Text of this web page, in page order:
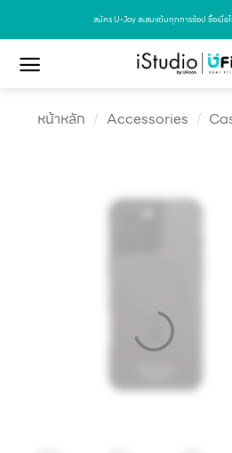
สมัคร U•Joy สะสมแต้มทุกการช้อป ซื้อเมื่อ
หน้าหลัก / Accessories /